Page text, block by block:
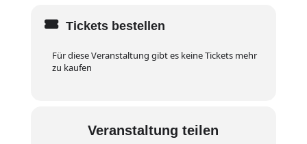
Tickets bestellen
Für diese Veranstaltung gibt es keine Tickets mehr
zu kaufen
Veranstaltung teilen